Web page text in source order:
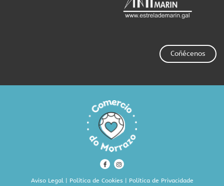
Coñécenos
Aviso Legal| Política de Cookies | Política de Privacidade